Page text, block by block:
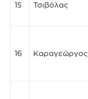
15 Τσιβόλας
16 Καραγεώργος